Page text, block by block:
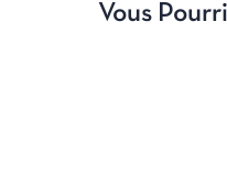
Vous